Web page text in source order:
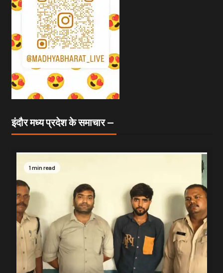
इंदौर मध्य प्रदेश के समाचार —
1 min read